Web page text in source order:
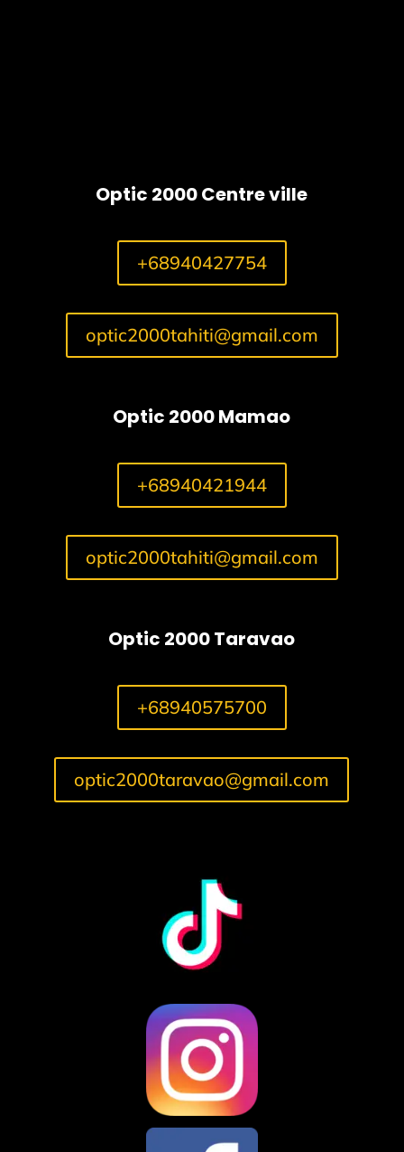
Optic 2000 Centre ville
+68940427754
optic2000tahiti@gmail.com
Optic 2000 Mamao
+68940421944
optic2000tahiti@gmail.com
Optic 2000 Taravao
+68940575700
optic2000taravao@gmail.com